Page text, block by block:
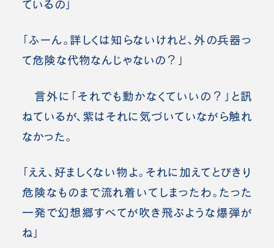
ているの」
「ふーん。詳しくは知らないけれど、外の兵器っ
て危険な代物なんじゃないの？」
言外に「それでも動かなくていいの？」と訊
ねているが、紫はそれに気づいていながら触れ
なかった。
「ええ、好ましくない物よ。それに加えてとびきり
危険なものまで流れ着いてしまったわ。たった
一発で幻想郷すべてが吹き飛ぶような爆弾が
ね」